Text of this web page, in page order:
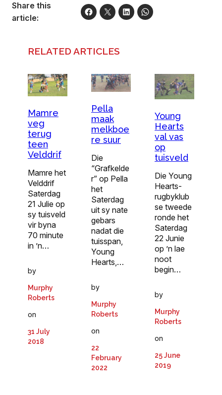
Share this
article:
RELATED ARTICLES
Mamre
veg
terug
teen
Velddrif
Mamre het
Velddrif
Saterdag
21 Julie op
sy tuisveld
vir byna
70 minute
in ’n…
by
Murphy
Roberts
on
31 July
2018
Pella
maak
melkboe
re suur
Die
“Grafkelde
r” op Pella
het
Saterdag
uit sy nate
gebars
nadat die
tuisspan,
Young
Hearts,…
by
Murphy
Roberts
on
22
February
2022
Young
Hearts
val vas
op
tuisveld
Die Young
Hearts-
rugbyklub
se tweede
ronde het
Saterdag
22 Junie
op ’n lae
noot
begin…
by
Murphy
Roberts
on
25 June
2019